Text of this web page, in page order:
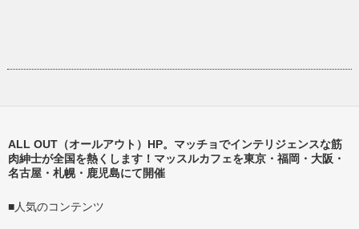
ALL OUT（オールアウト）HP。マッチョでインテリジェンスな筋
肉紳士が全国を熱くします！マッスルカフェを東京・福岡・大阪・
名古屋・札幌・鹿児島にて開催
■人気のコンテンツ